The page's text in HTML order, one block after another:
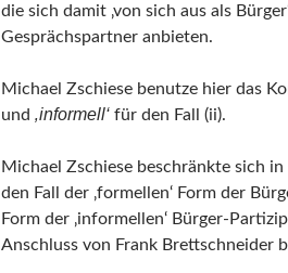
die sich damit ‚von sich aus als
Gesprächspartner anbieten.
Michael Zschiese benutze hier das
und ‚informell‘ für den Fall (ii).
Michael Zschiese beschränkte sich
den Fall der ‚formellen‘ Form der
Form der ‚informellen‘ Bürger-
Anschluss von Frank Brettschneider